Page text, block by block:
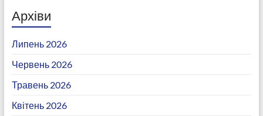
Архіви
Липень 2026
Червень 2026
Травень 2026
Квітень 2026